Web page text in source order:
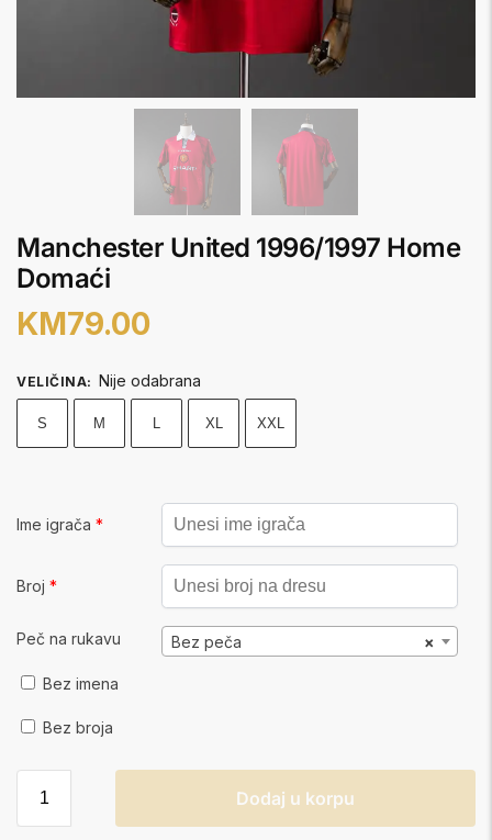
Manchester United 1996/1997 Home
Domaći
KM79.00
VELIČINA: Nije odabrana
S M L XL XXL
Ime igrača *
Broj *
Peč na rukavu ×
Bez peča
Bez imena
Bez broja
Dodaj u korpu